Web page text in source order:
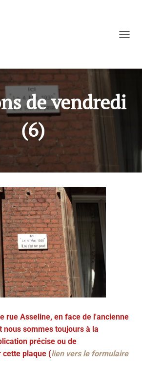
de vendredi
(6)
rue Asseline, en face de l'ancienne
nous sommes toujours à la
précise ou de
cette plaque (lien vers le formulaire